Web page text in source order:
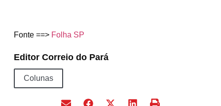
Fonte ==> Folha SP
Editor Correio do Pará
Colunas